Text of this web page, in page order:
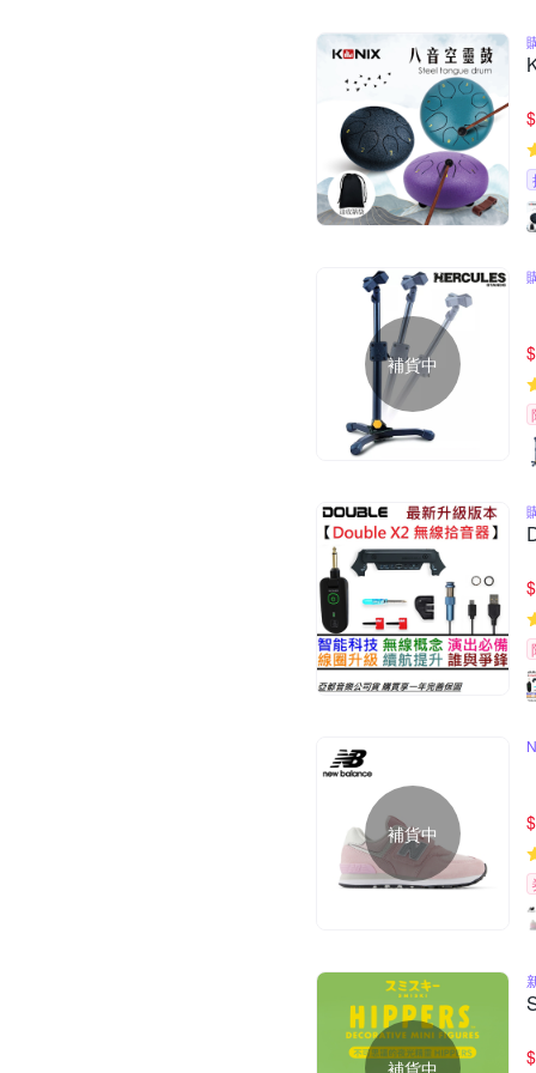
$
補貨中 $
$
補貨中 $
補貨中 $